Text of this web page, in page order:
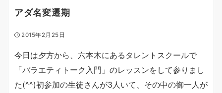
アダ名変遷期
2015年2月25日
今日は夕方から、六本木にあるタレントスクールで
「バラエティトーク入門」のレッスンをして参りまし
た(^^)初参加の生徒さんが3人いて、その中の御一人が